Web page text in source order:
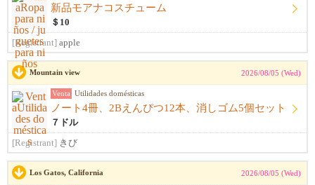
新品モアナコスチューム
＄10
[Registrant] apple
Mountain view 2026/08/05 (Wed)
Venta Utilidades domésticas
ノート4冊、2Bえんぴつ12本、消しゴム5個セット
７ドル
[Registrant] きび
Los Gatos, California 2026/08/05 (Wed)